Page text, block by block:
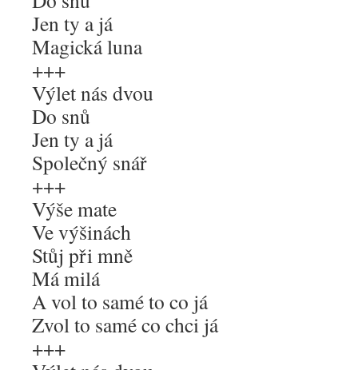
Jen ty a já
Magická luna
+++
Výlet nás dvou
Do snů
Jen ty a já
Společný snář
+++
Výše mate
Ve výšinách
Stůj při mně
Má milá
A vol to samé to co já
Zvol to samé co chci já
+++